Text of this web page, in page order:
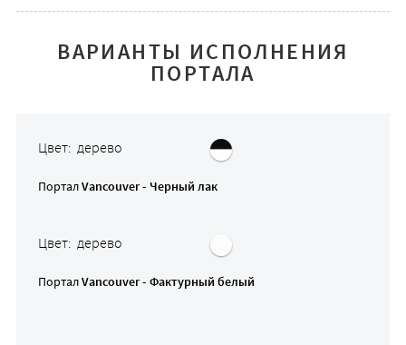
ВАРИАНТЫ ИСПОЛНЕНИЯ
ПОРТАЛА
Цвет: дерево
ПорталVancouver - Черный лак
Цвет: дерево
ПорталVancouver - Фактурный белый